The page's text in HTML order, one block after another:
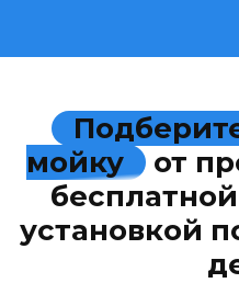
мойку
от
установкой